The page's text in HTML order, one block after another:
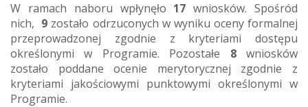
W ramach naboru wpłynęło 17wniosków. Spośród
nich, 9 zostało odrzuconych w wyniku oceny formalnej
przeprowadzonej zgodnie z kryteriami dostępu
określonymi w Programie. Pozostałe 8wniosków
zostało poddane ocenie merytorycznej zgodnie z
kryteriami jakościowymi punktowymi określonymi w
Programie.